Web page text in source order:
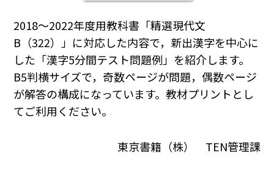
2018～2022年度用教科書「精選現代文
B（322）」に対応した内容で，新出漢字を中心に
した「漢字5分間テスト問題例」を紹介します。
B5判横サイズで，奇数ページが問題，偶数ページ
が解答の構成になっています。教材プリントとし
てご利用ください。
東京書籍（株） TEN管理課